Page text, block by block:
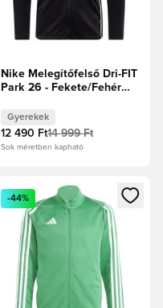
Nike Melegítőfelső Dri-FIT
Park 26 - Fekete/Fehér
Gyerekek
12 490 Ft14 999 Ft
Sok méretben kapható
vagy a tagként
Megnyit egy modált a
-44%